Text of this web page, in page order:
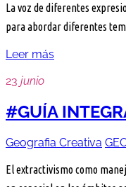
La voz de diferentes
para abordar diferentes
Leer más
23 junio
#GUÍA
Geografia Creativa
El extractivismo como